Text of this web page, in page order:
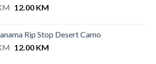
Original
25.00 KM.
12.00 KMCurrent
12.00 KM.
Rip Stop Desert Camo
Original
12.00 KMCurrent